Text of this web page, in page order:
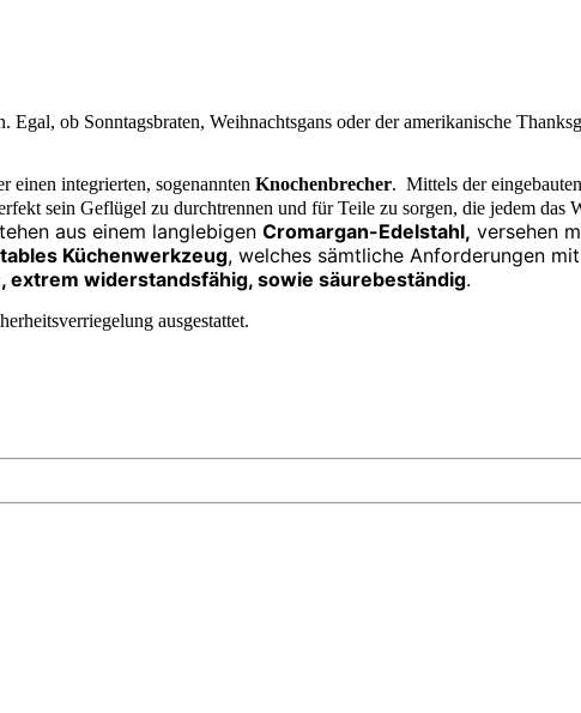
ob Sonntagsbraten, Weihnachtsgans oder der amerikanische
einen integrierten, sogenannten Knochenbrecher. Mittels der
sein Geflügel zu durchtrennen und für Teile zu sorgen, die jedem das
aus einem langlebigen Cromargan-Edelstahl, versehen
Küchenwerkzeug, welches sämtliche Anforderungen
extrem widerstandsfähig, sowie säurebeständig.
ausgestattet.